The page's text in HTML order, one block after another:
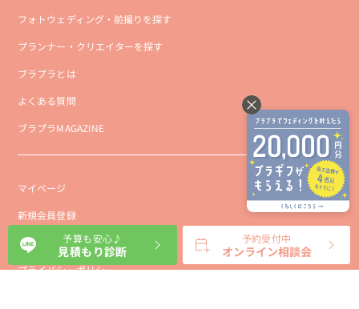
フォトウェディング・前撮りを探す
プランナー・クリエイターを探す
ブラプラとは
よくある質問
ブラプラMAGAZINE
マイページ
新規会員登録
会社概要
プライバシーポリシー
予算も安心♪
見積もり診断
予約受付中
オンライン相談会